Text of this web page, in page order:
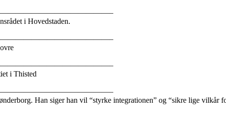
i Hovedstaden.
i Thisted
Han siger han vil “styrke integrationen” og “sikre lige vilkår